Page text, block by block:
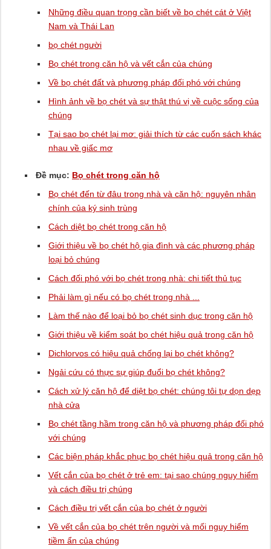
Những điều quan trọng cần biết về bọ chét cát ở Việt
Nam và Thái Lan
bọ chét người
Bọ chét trong căn hộ và vết cắn của chúng
Về bọ chét đất và phương pháp đối phó với chúng
Hình ảnh về bọ chét và sự thật thú vị về cuộc sống của
chúng
Tại sao bọ chét lại mơ: giải thích từ các cuốn sách khác
nhau về giấc mơ
Đề mục: Bọ chét trong căn hộ
Bọ chét đến từ đâu trong nhà và căn hộ: nguyên nhân
chính của ký sinh trùng
Cách diệt bọ chét trong căn hộ
Giới thiệu về bọ chét hộ gia đình và các phương pháp
loại bỏ chúng
Cách đối phó với bọ chét trong nhà: chi tiết thủ tục
Phải làm gì nếu có bọ chét trong nhà ...
Làm thế nào để loại bỏ bọ chét sinh dục trong căn hộ
Giới thiệu về kiểm soát bọ chét hiệu quả trong căn hộ
Dichlorvos có hiệu quả chống lại bọ chét không?
Ngải cứu có thực sự giúp đuổi bọ chét không?
Cách xử lý căn hộ để diệt bọ chét: chúng tôi tự dọn dẹp
nhà cửa
Bọ chét tầng hầm trong căn hộ và phương pháp đối phó
với chúng
Các biện pháp khắc phục bọ chét hiệu quả trong căn hộ
Vết cắn của bọ chét ở trẻ em: tại sao chúng nguy hiểm
và cách điều trị chúng
Cách điều trị vết cắn của bọ chét ở người
Về vết cắn của bọ chét trên người và mối nguy hiểm
tiềm ẩn của chúng